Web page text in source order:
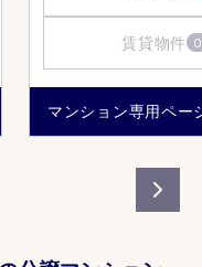
賃貸物件 0
マンション専用ペー